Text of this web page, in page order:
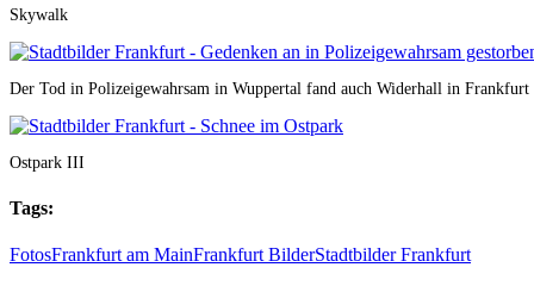
Skywalk
Der Tod in Polizeigewahrsam in Wuppertal fand auch Widerhall in Frankfurt
Ostpark III
Tags:
FotosFrankfurt am MainFrankfurt BilderStadtbilder Frankfurt